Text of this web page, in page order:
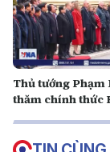
Thủ tướng
thăm chính thức